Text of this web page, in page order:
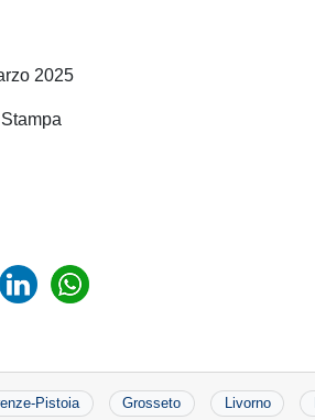
2025
Pistoia Grosseto Livorno